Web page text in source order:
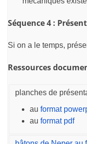
Séquence 4 :
Si on a le temps,
Ressources
planches de
au format
au format pdf